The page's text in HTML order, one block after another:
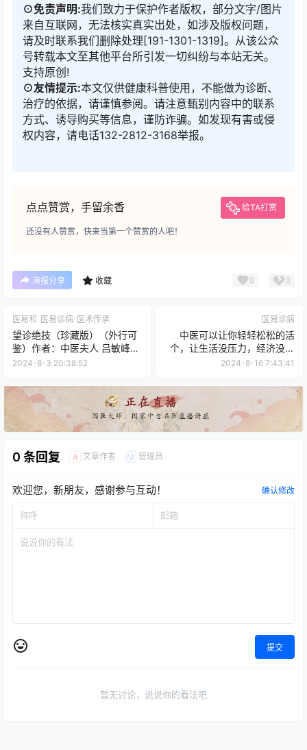
⊙免责声明:我们致力于保护作者版权，部分文字/图片
来自互联网，无法核实真实出处，如涉及版权问题，
请及时联系我们删除处理[191-1301-1319]。从该公众
号转载本文至其他平台所引发一切纠纷与本站无关。
支持原创!
⊙友情提示:本文仅供健康科普使用，不能做为诊断、
治疗的依据，请谨慎参阅。请注意甄别内容中的联系
方式、诱导购买等信息，谨防诈骗。如发现有害或侵
权内容，请电话132-2812-3168举报。
点点赞赏，手留余香 给TA打赏
还没有人赞赏，快来当第一个赞赏的人吧！
海报分享 收藏 0 0
医易和 医易诊病 医术传承
望诊绝技（珍藏版）（外行可
鉴）作者：中医夫人 吕敏峰中
医师
2024-8-3 20:38:52
医易诊病
中医可以让你轻轻松松的活
个，让生活没压力，经济没压
力
2024-8-16 7:43:41
0 条回复 A 文章作者 M 管理员
欢迎您，新朋友，感谢参与互动！ 确认修改
提交
暂无讨论，说说你的看法吧